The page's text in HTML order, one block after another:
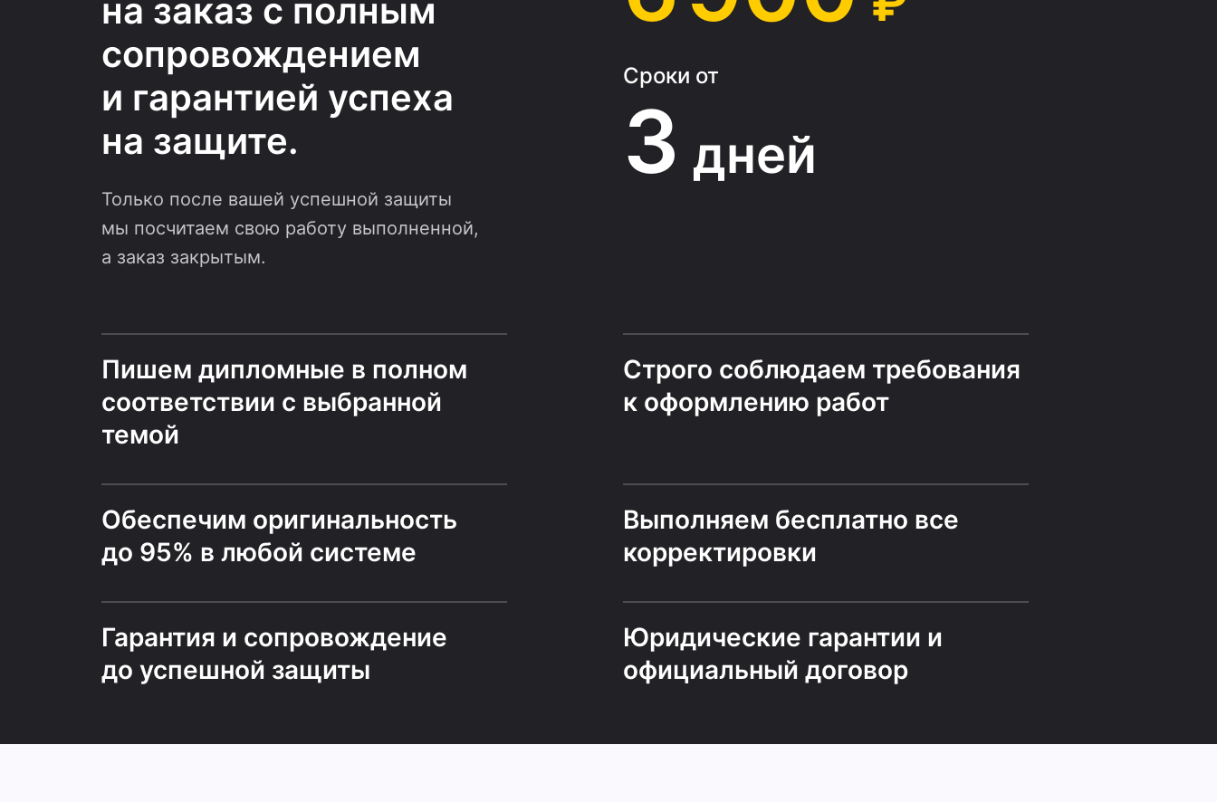
на заказ с полным
сопровождением
и гарантией успеха
на защите.
Только после вашей успешной защиты
мы посчитаем свою работу выполненной,
а заказ закрытым.
Сроки от
3 дней
Пишем дипломные в полном
соответствии с выбранной
темой
Строго соблюдаем требования
к оформлению работ
Обеспечим оригинальность
до 95% в любой системе
Выполняем бесплатно все
корректировки
Гарантия и сопровождение
до успешной защиты
Юридические гарантии и
официальный договор